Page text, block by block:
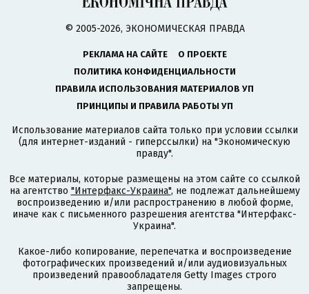
© 2005-2026, ЭКОНОМИЧЕСКАЯ ПРАВДА
РЕКЛАМА НА САЙТЕ
О ПРОЕКТЕ
ПОЛИТИКА КОНФИДЕНЦИАЛЬНОСТИ
ПРАВИЛА ИСПОЛЬЗОВАНИЯ МАТЕРИАЛОВ УП
ПРИНЦИПЫ И ПРАВИЛА РАБОТЫ УП
Использование материалов сайта только при условии ссылки
(для интернет-изданий - гиперссылки) на "Экономическую
правду".
Все материалы, которые размещены на этом сайте со ссылкой
на агентство "Интерфакс-Украина", не подлежат дальнейшему
воспроизведению и/или распространению в любой форме,
иначе как с письменного разрешения агентства "Интерфакс-
Украина".
Какое-либо копирование, перепечатка и воспроизведение
фотографических произведений и/или аудиовизуальных
произведений правообладателя Getty Images строго
запрещены.